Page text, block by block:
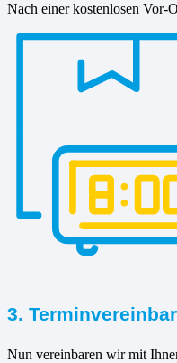
Nach einer kostenlosen Vor-
3.
Nun vereinbaren wir mit